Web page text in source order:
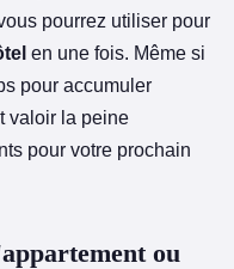
pourrez utiliser pour
en une fois. Même si
pour accumuler
valoir la peine
pour votre prochain
ou